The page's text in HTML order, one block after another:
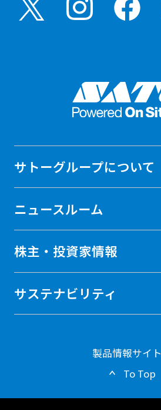
サトーグループについて
ニュースルーム
株主・投資家情報
サステナビリティ
製品情報サイト
新
To Top